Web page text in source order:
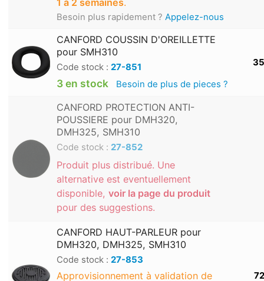
Besoin plus rapidement ? Appelez-nous
CANFORD COUSSIN D'OREILLETTE
pour SMH310
Code stock : 27-851
3 en stock Besoin de plus de pieces ?
CANFORD PROTECTION ANTI-
POUSSIERE pour DMH320,
DMH325, SMH310
Code stock : 27-852
Produit plus distribué. Une
alternative est eventuellement
disponible, voir la page du produit
pour des suggestions.
CANFORD HAUT-PARLEUR pour
DMH320, DMH325, SMH310
Code stock : 27-853
Approvisionnement à validation de